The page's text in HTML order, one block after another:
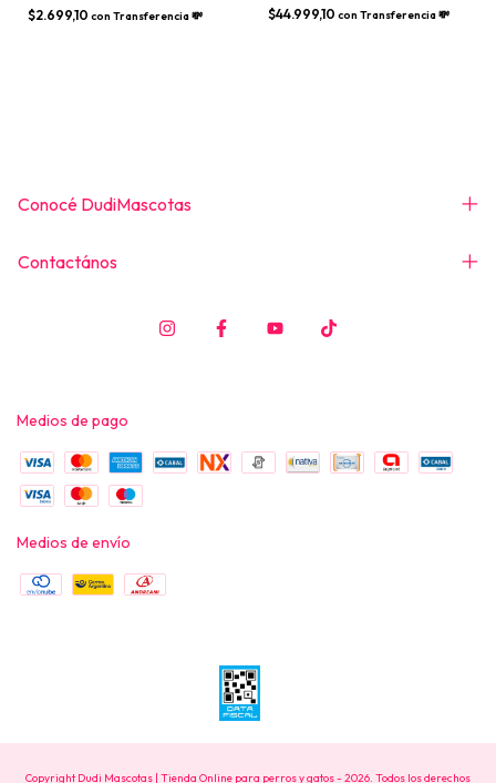
$2.699,10 con Transferencia 💸 $44.999,10 con Transferencia 💸
Conocé DudiMascotas
Contactános
Medios de pago
Medios de envío
Copyright Dudi Mascotas | Tienda Online para perros y gatos - 2026. Todos los derechos